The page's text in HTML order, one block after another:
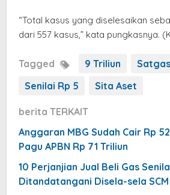
“Total kasus yang diselesaikan
dari 557 kasus,” kata pungkasnya.
Tagged 9 Triliun
Senilai Rp 5
Sita Aset
berita TERKAIT
Anggaran MBG Sudah Cair Rp
Pagu APBN Rp 71 Triliun
10 Perjanjian Jual Beli Gas
Ditandatangani Disela-sela SCM